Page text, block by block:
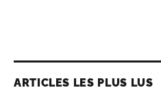
ARTICLES LES PLUS LUS